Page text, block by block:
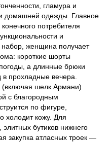
гламура и
домашней одежды. Главное
потребителя
и
набор, женщина получает
короткие шорты
а длинные брюки
прохладные вечера.
(включая шелк Армани)
с благородным
по фигуре,
холодит кожу. Для
элитных бутиков нижнего
закупка атласных троек —